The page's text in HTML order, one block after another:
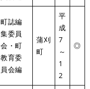
町誌編
集委員
会・町
教育委
員会編
蒲刈
町
平
成
7
～
1
2
◎